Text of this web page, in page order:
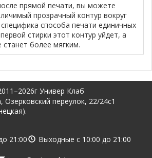
прямой печати, вы можете
прозрачный контур вокруг
способа печати единичных
стирки этот контур уйдет, а
более мягким.
Универ Клаб
Озерковский переулок, 22/24с1
21:00 Выходные с 10:00 до 21:00